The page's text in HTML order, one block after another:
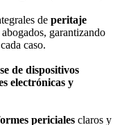
de peritaje
garantizando
caso.
de dispositivos
electrónicas y
periciales claros y